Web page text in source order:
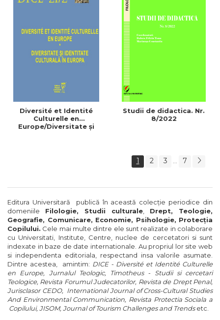
Diversité et Identité
Culturelle en
Europe/Diversitate şi
Studii de didactica. Nr.
8/2022
1 2 3 ... 7
Editura Universitară publică în această colecţie periodice din
domeniile Filologie, Studii culturale
Drept, Teologie,
Geografie, Comunicare, Economie, Psihologie, Protecţia
Copilului. Cele mai multe dintre ele sunt realizate in colaborare
cu Universitati, Institute, Centre, nuclee de cercetatori si sunt
indexate in baze de date internationale. Au propriul lor site web
si independenta editoriala, respectand insa valorile asumate.
Dintre acestea, amintim: DICE - Diversité et Identité Culturelle
en Europe,
Jurnalul Teologic, Timotheus - Studii si cercetari
Teologice, Revista Forumul Judecatorilor, Revista de Drept Penal,
Jurisclasor CEDO, International Journal of Cross-Cultural Studies
And Environmental Communication, Revista Protectia Sociala a
Copilului, JISOM, Journal of Tourism Challenges and Trendsetc.